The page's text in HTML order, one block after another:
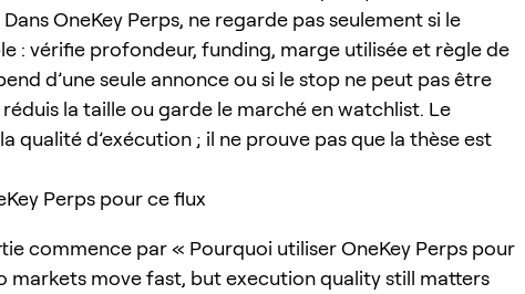
OneKey Perps, ne regarde pas seulement si le
: vérifie profondeur, funding, marge utilisée et règle de
d’une seule annonce ou si le stop ne peut pas être
la taille ou garde le marché en watchlist. Le
qualité d’exécution ; il ne prouve pas que la thèse est
Perps pour ce flux
commence par « Pourquoi utiliser OneKey Perps pour
markets move fast, but execution quality still matters